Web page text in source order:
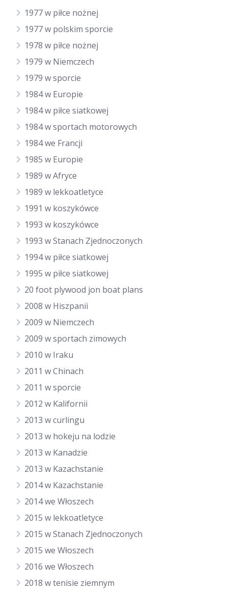
1977 w piłce nożnej
1977 w polskim sporcie
1978 w piłce nożnej
1979 w Niemczech
1979 w sporcie
1984 w Europie
1984 w piłce siatkowej
1984 w sportach motorowych
1984 we Francji
1985 w Europie
1989 w Afryce
1989 w lekkoatletyce
1991 w koszykówce
1993 w koszykówce
1993 w Stanach Zjednoczonych
1994 w piłce siatkowej
1995 w piłce siatkowej
20 foot plywood jon boat plans
2008 w Hiszpanii
2009 w Niemczech
2009 w sportach zimowych
2010 w Iraku
2011 w Chinach
2011 w sporcie
2012 w Kalifornii
2013 w curlingu
2013 w hokeju na lodzie
2013 w Kanadzie
2013 w Kazachstanie
2014 w Kazachstanie
2014 we Włoszech
2015 w lekkoatletyce
2015 w Stanach Zjednoczonych
2015 we Włoszech
2016 we Włoszech
2018 w tenisie ziemnym